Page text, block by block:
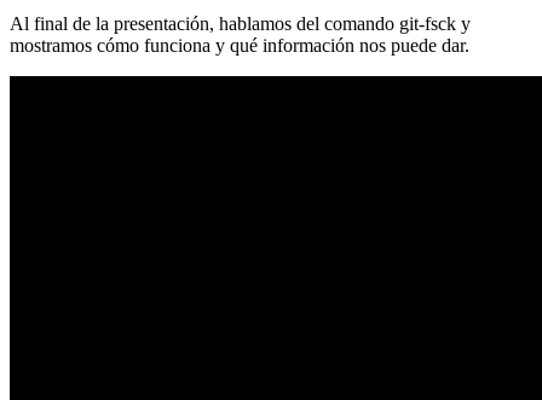
Al final de la presentación, hablamos del comando git-fsck y
mostramos cómo funciona y qué información nos puede dar.